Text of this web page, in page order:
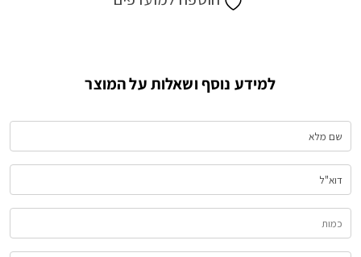
למידע נוסף ושאלות על המוצר